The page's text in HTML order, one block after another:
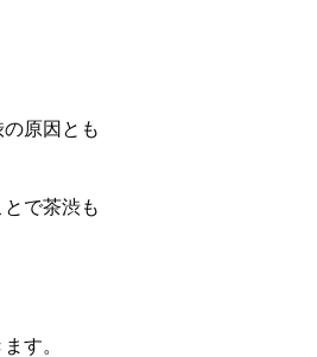
原因とも
で茶渋も
す。